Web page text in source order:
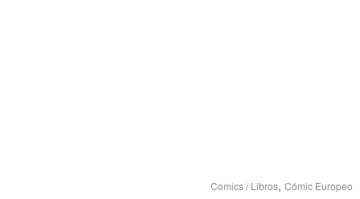
Comics / Libros, Cómic Europeo